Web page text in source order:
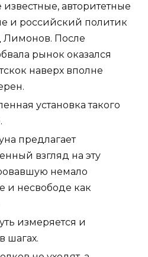
авторитетные
и российский политик
Лимонов. После
рынок оказался
наверх вполне
установка такого
предлагает
взгляд на эту
немало
и несвободе как
измеряется и
шагах.